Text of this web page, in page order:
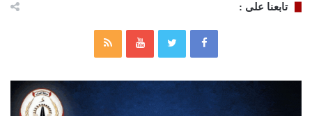
تابعنا على :